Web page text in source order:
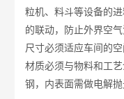
粒机、料斗等设备的
的联动，防止外界空
尺寸必须适应车间的
材质必须与物料和工
钢，内表面需做电解